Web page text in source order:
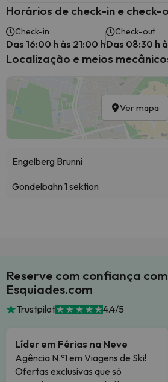
Horários de check-in e check-
Check-in
Das 16:00 h às 21:00 h
Check-out
Das 08:30 h
Localização e meios
Ver mapa
Engelberg Brunni
Gondelbahn 1 sektion
Reserve com confiança
Esquiades.com
Trustpilot 4.4/5
Líder em Férias na Neve
Agência N.º1 em Viagens de Ski!
Ofertas exclusivas que só